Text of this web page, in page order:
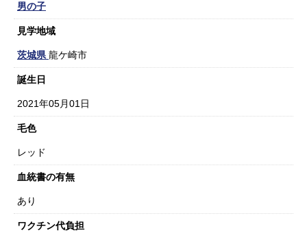
男の子
見学地域
茨城県龍ケ崎市
誕生日
2021年05月01日
毛色
レッド
血統書の有無
あり
ワクチン代負担